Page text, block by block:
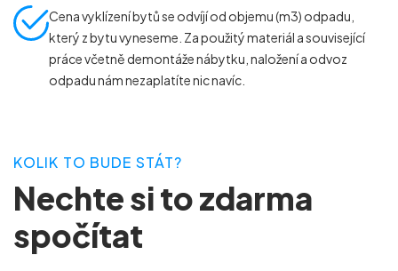
Cena vyklízení bytů se odvíjí od objemu (m3) odpadu,
který z bytu vyneseme. Za použitý materiál a související
práce včetně demontáže nábytku, naložení a odvoz
odpadu nám nezaplatíte nic navíc.
KOLIK TO BUDE STÁT?
Nechte si to zdarma
spočítat